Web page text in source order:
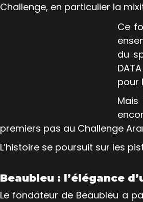
Challenge, en particulier la
Ce
du
pour
premiers pas au Challenge
L’histoire se poursuit sur les
Beaubleu : l’élégance
Le fondateur de Beaubleu a